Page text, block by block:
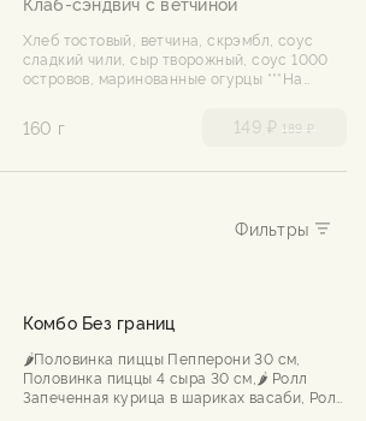
Хлеб тостовый, ветчина, скрэмбл, соус
сладкий чили, сыр творожный, соус 1000
островов, маринованные огурцы ***На
160 г 149 ₽ 189 ₽
Комбо Без границ
🌶️Половинка пиццы Пепперони 30 см,
Половинка пиццы 4 сыра 30 см,🌶️ Ролл
Запеченная курица в шариках васаби, Ролл